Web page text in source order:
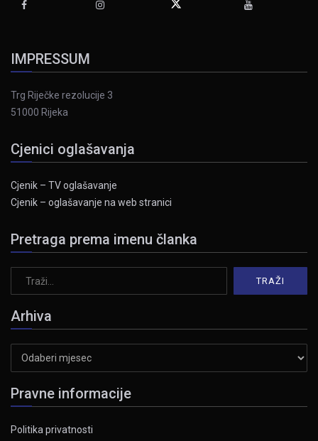
IMPRESSUM
Trg Riječke rezolucije 3
51000 Rijeka
Cjenici oglašavanja
Cjenik – TV oglašavanje
Cjenik – oglašavanje na web stranici
Pretraga prema imenu članka
Arhiva
Pravne informacije
Politika privatnosti